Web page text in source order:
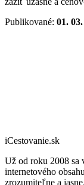
Publikované: 01.
iCestovanie.sk
Už od roku 2008 sa
internetového
zrozumiteľne a